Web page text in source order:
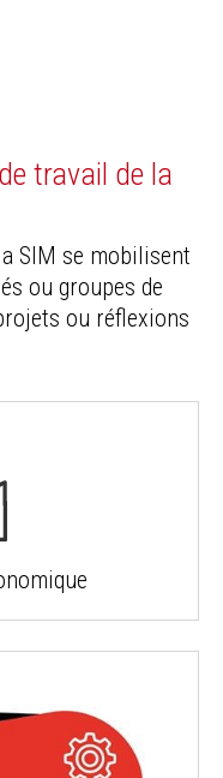
travail de la
SIM se mobilisent
ou groupes de
ou réflexions